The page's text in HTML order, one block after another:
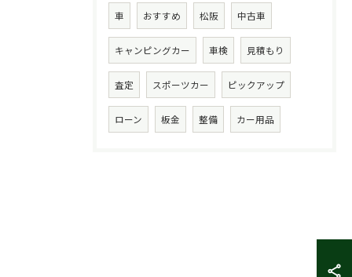
車 おすすめ 松阪 中古車
キャンピングカー 車検 見積もり
査定 スポーツカー ピックアップ
ローン 板金 整備 カー用品